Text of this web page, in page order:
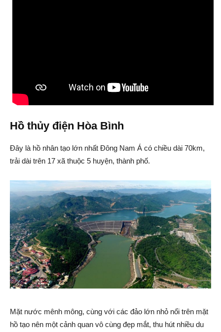
Hồ thủy điện Hòa Bình
Đây là hồ nhân tạo lớn nhất Đông Nam Á có chiều dài 70km,
trải dài trên 17 xã thuộc 5 huyện, thành phố.
Mặt nước mênh mông, cùng với các đảo lớn nhỏ nổi trên mặt
hồ tạo nên một cảnh quan vô cùng đẹp mắt, thu hút nhiều du